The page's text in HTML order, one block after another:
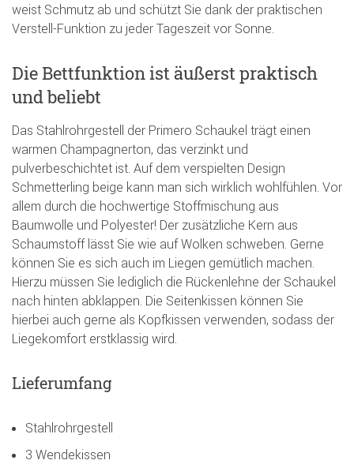
weist Schmutz ab und schützt Sie dank der praktischen
Verstell-Funktion zu jeder Tageszeit vor Sonne.
Die Bettfunktion ist äußerst praktisch
und beliebt
Das Stahlrohrgestell der Primero Schaukel trägt einen
warmen Champagnerton, das verzinkt und
pulverbeschichtet ist. Auf dem verspielten Design
Schmetterling beige kann man sich wirklich wohlfühlen. Vor
allem durch die hochwertige Stoffmischung aus
Baumwolle und Polyester! Der zusätzliche Kern aus
Schaumstoff lässt Sie wie auf Wolken schweben. Gerne
können Sie es sich auch im Liegen gemütlich machen.
Hierzu müssen Sie lediglich die Rückenlehne der Schaukel
nach hinten abklappen. Die Seitenkissen können Sie
hierbei auch gerne als Kopfkissen verwenden, sodass der
Liegekomfort erstklassig wird.
Lieferumfang
Stahlrohrgestell
3 Wendekissen